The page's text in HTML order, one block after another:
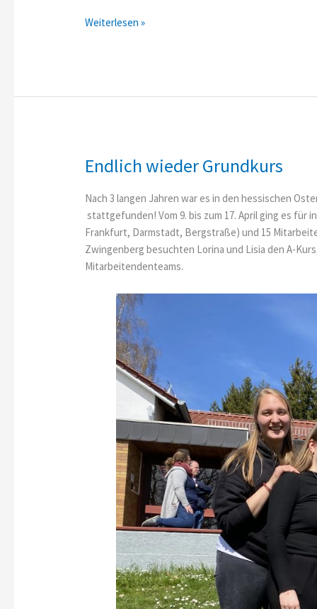
Michelstadt
Kreisfest
Weiterlesen »
Endlich wieder Grundkurs
Nach 3 langen Jahren war es in den hessischen
stattgefunden! Vom 9. bis zum 17. April ging es für
Frankfurt, Darmstadt, Bergstraße) und 15
Zwingenberg besuchten Lorina und Lisia den A-
Mitarbeitendenteams.